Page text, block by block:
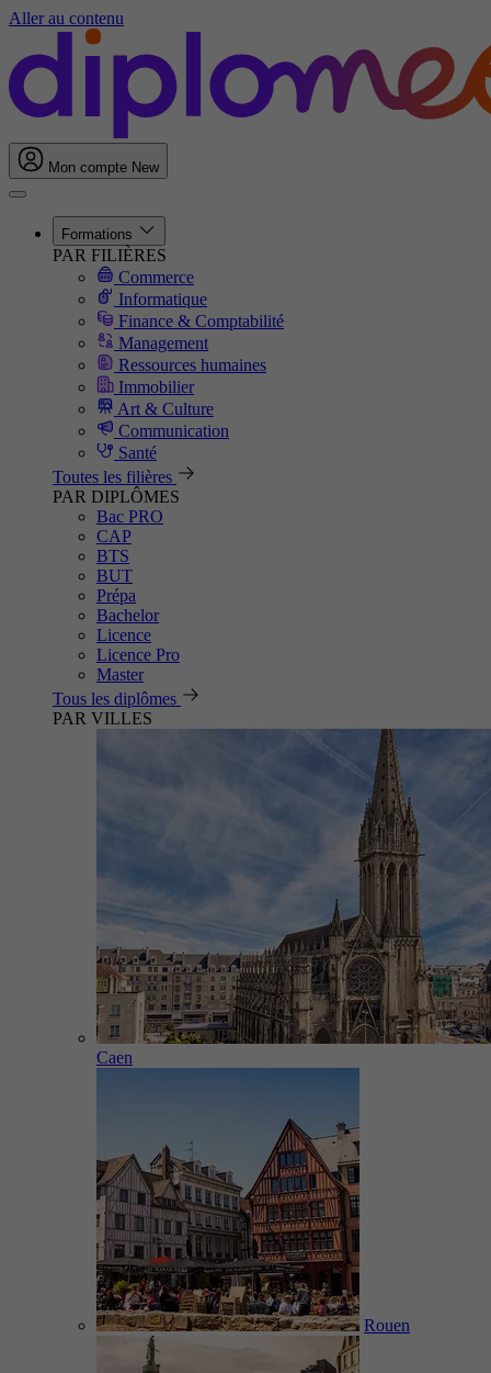
Aller au contenu
Mon compte New
Formations
PAR FILIÈRES
Commerce
Informatique
Finance & Comptabilité
Management
Ressources humaines
Immobilier
Art & Culture
Communication
Santé
Toutes les filières
PAR DIPLÔMES
Bac PRO
CAP
BTS
BUT
Prépa
Bachelor
Licence
Licence Pro
Master
Tous les diplômes
PAR VILLES
Caen
Rouen